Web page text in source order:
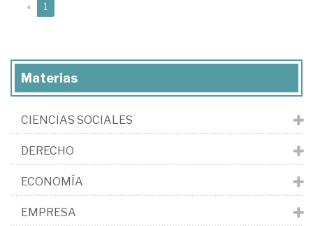
« 1
Materias
CIENCIAS SOCIALES
DERECHO
ECONOMÍA
EMPRESA